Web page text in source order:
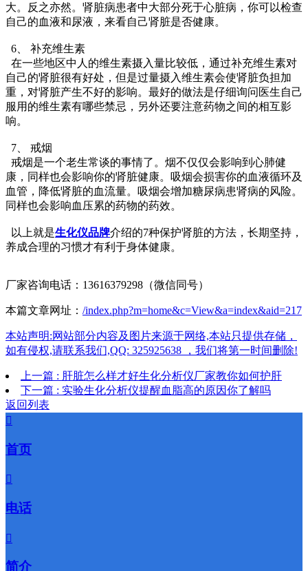
大。反之亦然。肾脏病患者中大部分死于心脏病，你可以检查
自己的血液和尿液，来看自己肾脏是否健康。
6、 补充维生素
在一些地区中人的维生素摄入量比较低，通过补充维生素对
自己的肾脏很有好处，但是过量摄入维生素会使肾脏负担加
重，对肾脏产生不好的影响。最好的做法是仔细询问医生自己
服用的维生素有哪些禁忌，另外还要注意药物之间的相互影
响。
7、 戒烟
戒烟是一个老生常谈的事情了。烟不仅仅会影响到心肺健
康，同样也会影响你的肾脏健康。吸烟会损害你的血液循环及
血管，降低肾脏的血流量。吸烟会增加糖尿病患肾病的风险。
同样也会影响血压累的药物的药效。
以上就是生化仪品牌介绍的7种保护肾脏的方法，长期坚持，
养成合理的习惯才有利于身体健康。
厂家咨询电话：13616379298（微信同号）
本篇文章网址： /index.php?m=home&c=View&a=index&aid=217
本站声明:网站部分内容及图片来源于网络,本站只提供存储，
如有侵权,请联系我们,QQ: 325925638 ，我们将第一时间删除!
上一篇 : 肝脏怎么样才好生化分析仪厂家教你如何护肝
下一篇 : 实验生化分析仪提醒血脂高的原因你了解吗
返回列表

首页

电话

简介